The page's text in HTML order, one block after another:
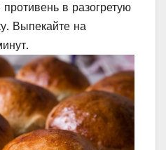
в разогретую
Выпекайте на